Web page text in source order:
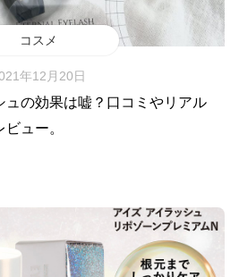
コスメ
年12月20日
ュの効果は嘘？口コミやリアル
ュー。